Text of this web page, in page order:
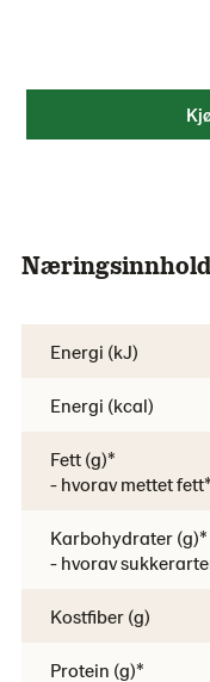
Energi (kJ)
Energi (kcal)
Fett (g)*
- hvorav mettet fett*
Karbohydrater (g)*
- hvorav
Kostfiber (g)
Protein (g)*